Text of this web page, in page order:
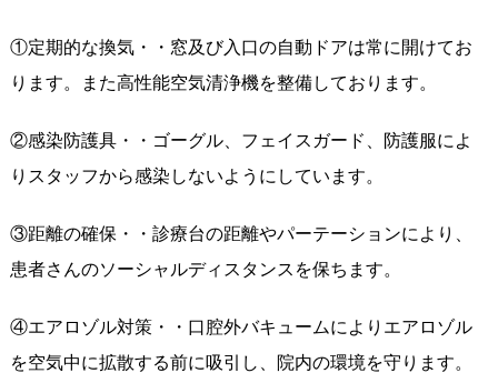
①定期的な換気・・窓及び入口の自動ドアは常に開けてお
ります。また高性能空気清浄機を整備しております。
②感染防護具・・ゴーグル、フェイスガード、防護服によ
りスタッフから感染しないようにしています。
③距離の確保・・診療台の距離やパーテーションにより、
患者さんのソーシャルディスタンスを保ちます。
④エアロゾル対策・・口腔外バキュームによりエアロゾル
を空気中に拡散する前に吸引し、院内の環境を守ります。